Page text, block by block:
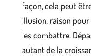
façon, cela peut
illusion, raison
les combattre.
autant de la